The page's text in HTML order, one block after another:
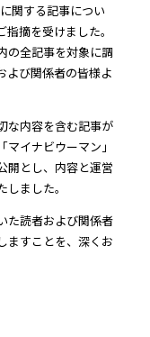
関する記事につい
摘を受けました。
の全記事を対象に調
よび関係者の皆様よ
な内容を含む記事が
イナビウーマン」
開とし、内容と運営
ました。
た読者および関係者
ますことを、深くお